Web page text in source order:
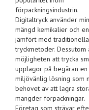
förpackningsindustrin.
Digitaltryck använder
mängd kemikalier och
jämfört med traditionella
tryckmetoder. Dessutom
möjligheten att trycka
upplagor på begäran en
miljövänlig lösning som
behovet av att lagra
mängder förpackningar.
Företag som strävar